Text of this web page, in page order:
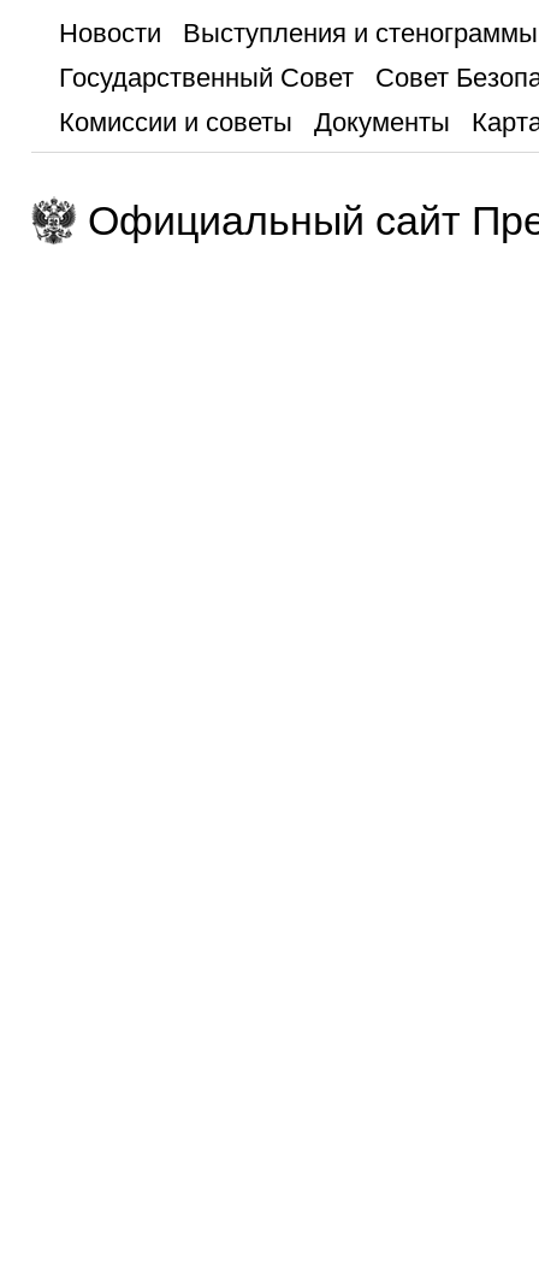
Новости
Выступления и стенограммы
Государственный Совет
Совет
Комиссии и советы
Документы
Официальный сайт